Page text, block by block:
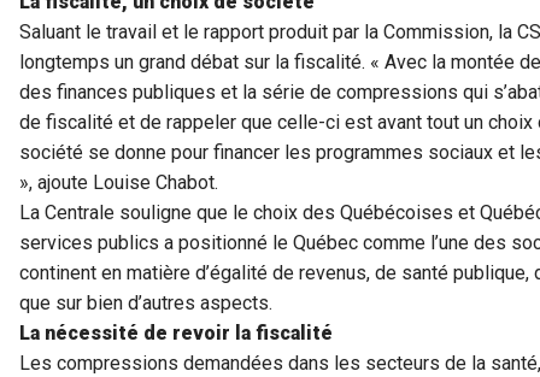
Saluant le travail et le rapport produit par la Commission, la
longtemps un grand débat sur la fiscalité. « Avec la montée
des finances publiques et la série de compressions qui
de fiscalité et de rappeler que celle-ci est avant tout un choix
société se donne pour financer les programmes sociaux et
», ajoute Louise Chabot.
La Centrale souligne que le choix des Québécoises et
services publics a positionné le Québec comme l’une des
continent en matière d’égalité de revenus, de santé
que sur bien d’autres aspects.
La nécessité de revoir la fiscalité
Les compressions demandées dans les secteurs de la